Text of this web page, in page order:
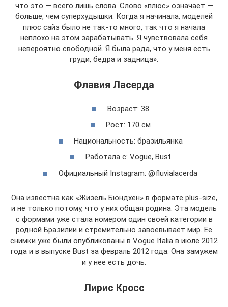
что это — всего лишь слова. Слово «плюс» означает —
больше, чем суперхудышки. Когда я начинала, моделей
плюс сайз было не так-то много, так что я начала
неплохо на этом зарабатывать. Я чувствовала себя
невероятно свободной. Я была рада, что у меня есть
груди, бедра и задница».
Флавия Ласерда
Возраст: 38
Рост: 170 см
Национальность: бразильянка
Работала с: Vogue, Bust
Официальный Instagram: @fluvialacerda
Она известна как «Жизель Бюндхен» в формате plus-size,
и не только потому, что у них общая родина. Эта модель
с формами уже стала номером один своей категории в
родной Бразилии и стремительно завоевывает мир. Ее
снимки уже были опубликованы в Vogue Italia в июле 2012
года и в выпуске Bust за февраль 2012 года. Она замужем
и у нее есть дочь.
Лирис Кросс